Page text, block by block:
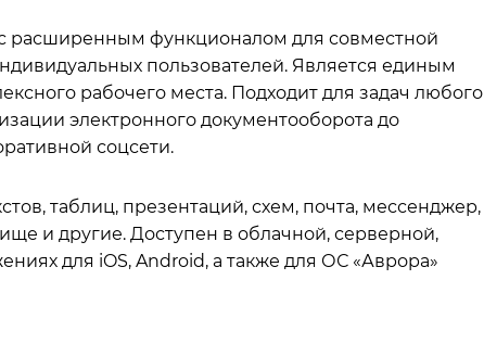
расширенным функционалом для совместной
пользователей. Является единым
рабочего места. Подходит для задач любого
электронного документооборота до
соцсети.
таблиц, презентаций, схем, почта, мессенджер,
и другие. Доступен в облачной, серверной,
для iOS, Android, а также для ОС «Аврора»